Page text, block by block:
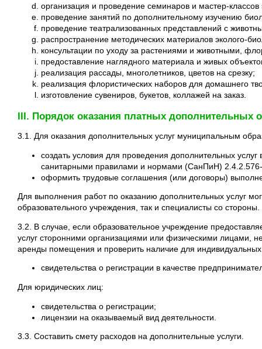
организация и проведение семинаров и мастер-классов
проведение занятий по дополнительному изучению
проведение театрализованных представлений с
распространение методических материалов эколого-
консультации по уходу за растениями и животными,
предоставление наглядного материала и живых
реализация рассады, многолетников, цветов на срезку;
реализация флористических наборов для домашнего
изготовление сувениров, букетов, коллажей на заказ.
III. Порядок оказания платных дополнительных
3.1. Для оказания дополнительных услуг муниципальным
создать условия для проведения дополнительных
санитарными правилами и нормами (СанПиН)
оформить трудовые соглашения (или договоры)
Для выполнения работ по оказанию дополнительных услуг
образовательного учреждения, так и специалисты со стороны.
3.2. В случае, если образовательное учреждение
услуг сторонними организациями или физическими лицами,
аренды помещения и проверить наличие для
свидетельства о регистрации в качестве
Для юридических лиц:
свидетельства о регистрации;
лицензии на оказываемый вид деятельности.
3.3. Составить смету расходов на дополнительные услуги.